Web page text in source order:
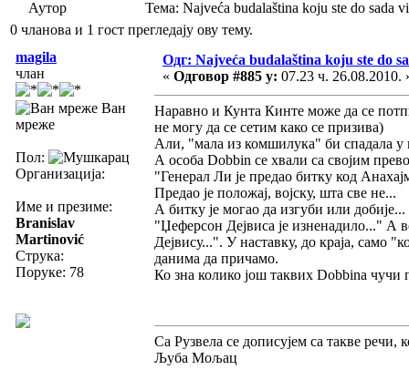
Аутор
Тема: Najveća budalaština koju ste do sada
0 чланова и 1 гост прегледају ову тему.
magila
члан
Ван
мреже
Пол:
Организација:
Име и презиме:
Branislav
Martinović
Струка:
Поруке: 78
Одг: Najveća budalaština koju ste do
« Одговор #885 у: 07.23 ч. 26.08.2010.
Наравно и Кунта Кинте може да се
не могу да се сетим како се призива)
Али, "мала из комшилука" би спадала у
А особа Dobbin се хвали са својим
"Генерал Ли је предао битку код
Предао је положај, војску, шта све не...
А битку је могао да изгуби или добије...
"Џеферсон Дејвиса је изненадило..." А
Дејвису...". У наставку, до краја, само
данима да причамо.
Ко зна колико још таквих Dobbinа чучи
Са Рузвела се дописујем са такве
Љуба Мољац